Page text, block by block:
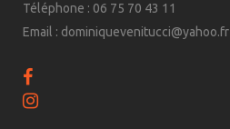
Téléphone : 06 75 70 43 11
Email : dominiquevenitucci@yahoo.fr